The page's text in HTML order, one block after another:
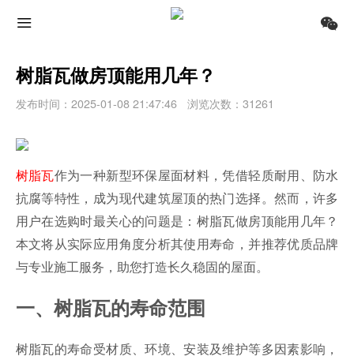
树脂瓦做房顶能用几年？
发布时间：2025-01-08 21:47:46 浏览次数：31261
树脂瓦作为一种新型环保屋面材料，凭借轻质耐用、防水
抗腐等特性，成为现代建筑屋顶的热门选择。然而，许多
用户在选购时最关心的问题是：树脂瓦做房顶能用几年？
本文将从实际应用角度分析其使用寿命，并推荐优质品牌
与专业施工服务，助您打造长久稳固的屋面。
一、树脂瓦的寿命范围
树脂瓦的寿命受材质、环境、安装及维护等多因素影响，